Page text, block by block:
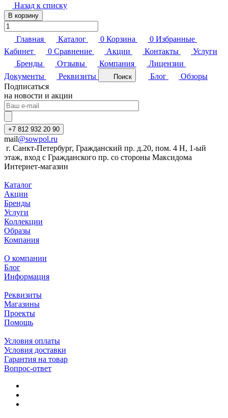
Назад к списку
В корзину
Главная Каталог 0 Корзина 0 Избранные
Кабинет
0 Сравнение Акции Контакты
Услуги
Бренды
Отзывы Компания
Лицензии
Документы
Реквизиты Поиск Блог
Обзоры
Подписаться
на новости и акции
+7 812 932 20 90
mail@sowpol.ru
г. Санкт-Петербург, Гражданский пр. д.20, пом. 4 Н, 1-ый
этаж, вход с Гражданского пр. со стороны Максидома
Интернет-магазин
Каталог
Акции
Бренды
Услуги
Коллекции
Образы
Компания
О компании
Блог
Информация
Реквизиты
Магазины
Проекты
Помощь
Условия оплаты
Условия доставки
Гарантия на товар
Вопрос-ответ